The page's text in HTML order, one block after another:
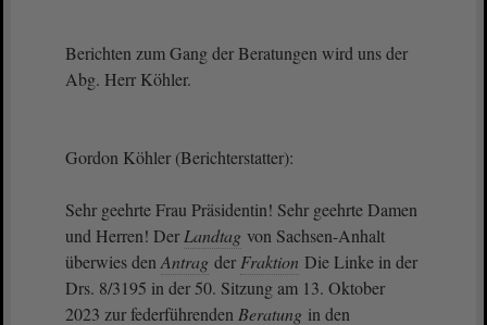
Berichten zum Gang der Beratungen wird uns der
Abg. Herr Köhler.
Gordon Köhler (Berichterstatter):
Sehr geehrte Frau Präsidentin! Sehr geehrte Damen
und Herren! Der Landtag von Sachsen-Anhalt
überwies den Antrag der Fraktion Die Linke in der
Drs. 8/3195 in der 50. Sitzung am 13. Oktober
2023 zur federführenden Beratung in den